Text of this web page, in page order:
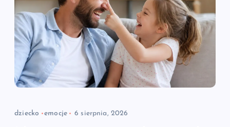
dziecko emocje 6 sierpnia, 2026